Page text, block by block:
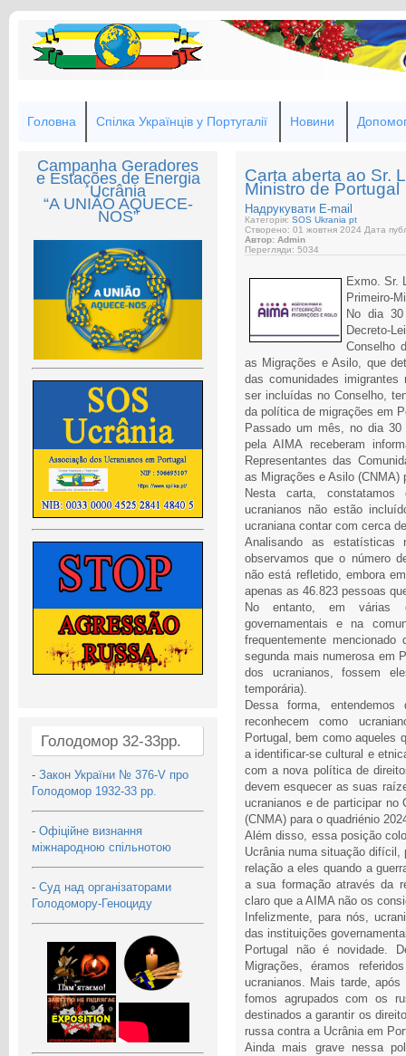
Головна Спілка Українців у Португалії Новини
Campanha Geradores
e Estações de Energia
Ucrânia
“A UNIÃO AQUECE-
NOS”
Голодомор 32-33рр.
- Закон України № 376-V про
Голодомор 1932-33 рр.
- Офіційне визнання
міжнародною спільнотою
- Суд над організаторами
Голодомору-Геноциду
Carta aberta ao Sr.
Ministro de Portugal
Надрукувати E-mail
Категорія: SOS Ukrania pt
Створено: 01 жовтня 2024 Дата
Автор: Admin
Перегляди: 5034
Exmo. Sr.
Primeiro-
No dia
Decreto-
Conselho
as Migrações e Asilo, que
das comunidades
ser incluídas no Conselho,
da política de migrações em
Passado um mês, no dia
pela AIMA receberam
Representantes das
as Migrações e Asilo (CNMA)
Nesta carta,
ucranianos não estão
ucraniana contar com cerca
Analisando as estatísticas
observamos que o número
não está refletido, embora
apenas as 46.823 pessoas
No entanto, em várias
governamentais e na
frequentemente
segunda mais numerosa em
dos ucranianos, fossem
temporária).
Dessa forma,
reconhecem como
Portugal, bem como aqueles
a identificar-se cultural e
com a nova política de
devem esquecer as suas
ucranianos e de participar no
(CNMA) para o quadriénio
Além disso, essa posição
Ucrânia numa situação difícil,
relação a eles quando a
a sua formação através da
claro que a AIMA não os
Infelizmente, para nós,
das instituições
Portugal não é novidade.
Migrações, éramos
ucranianos. Mais tarde,
fomos agrupados com os
destinados a garantir os
russa contra a Ucrânia em
Ainda mais grave nessa